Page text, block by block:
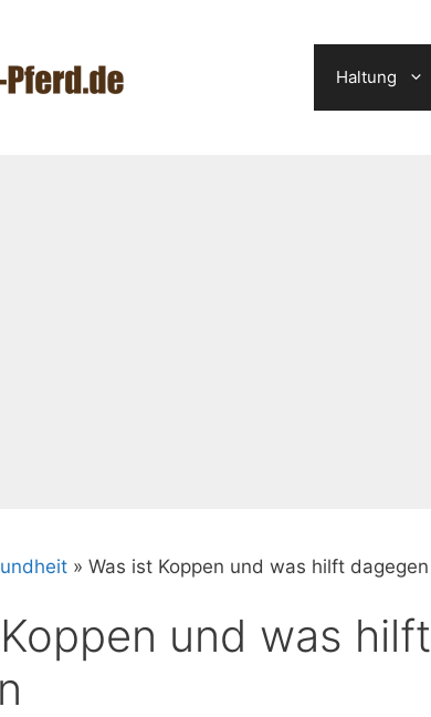
Haltung
» Was ist Koppen und was hilft dagegen
und was hilft